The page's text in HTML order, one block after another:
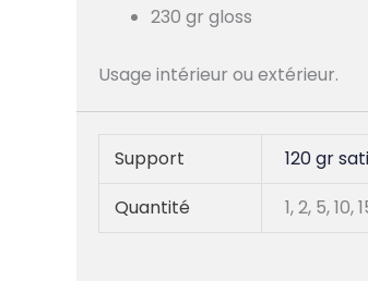
230 gr gloss
Usage intérieur ou extérieur.
Support 120 gr
Quantité
1, 2, 5,